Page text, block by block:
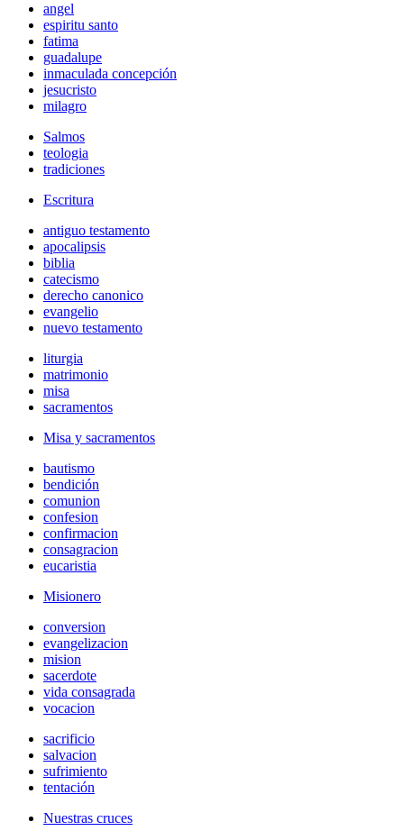
angel
espiritu santo
fatima
guadalupe
inmaculada concepción
jesucristo
milagro
Salmos
teologia
tradiciones
Escritura
antiguo testamento
apocalipsis
biblia
catecismo
derecho canonico
evangelio
nuevo testamento
liturgia
matrimonio
misa
sacramentos
Misa y sacramentos
bautismo
bendición
comunion
confesion
confirmacion
consagracion
eucaristia
Misionero
conversion
evangelizacion
mision
sacerdote
vida consagrada
vocacion
sacrificio
salvacion
sufrimiento
tentación
Nuestras cruces